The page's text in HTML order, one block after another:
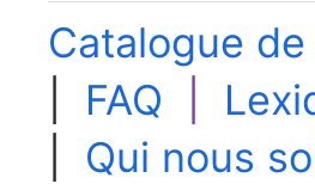
Catalogue
FAQ
Qui nous